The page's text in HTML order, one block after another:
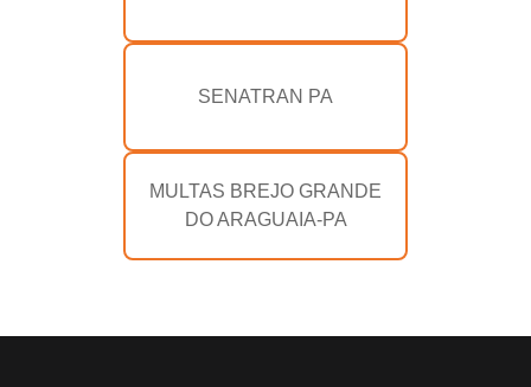
SENATRAN PA
MULTAS BREJO GRANDE
DO ARAGUAIA-PA